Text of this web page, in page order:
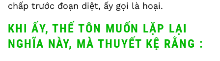
chấp trước đoạn diệt, ấy gọi là hoại.
KHI ẤY, THẾ TÔN MUỐN LẶP LẠI
NGHĨA NÀY, MÀ THUYẾT KỆ RẰNG :